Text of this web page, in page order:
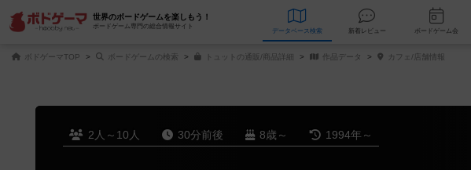
世界のボードゲームを楽しもう！
ボードゲーム専門の総合情報サイト
データベース 検索 新着レビュー
ボドゲーマTOP ボードゲームの検索 トュットの通販/商品詳細 作品データ カフェ/店舗情報
2人～10人 30分前後 8歳～ 1994年～